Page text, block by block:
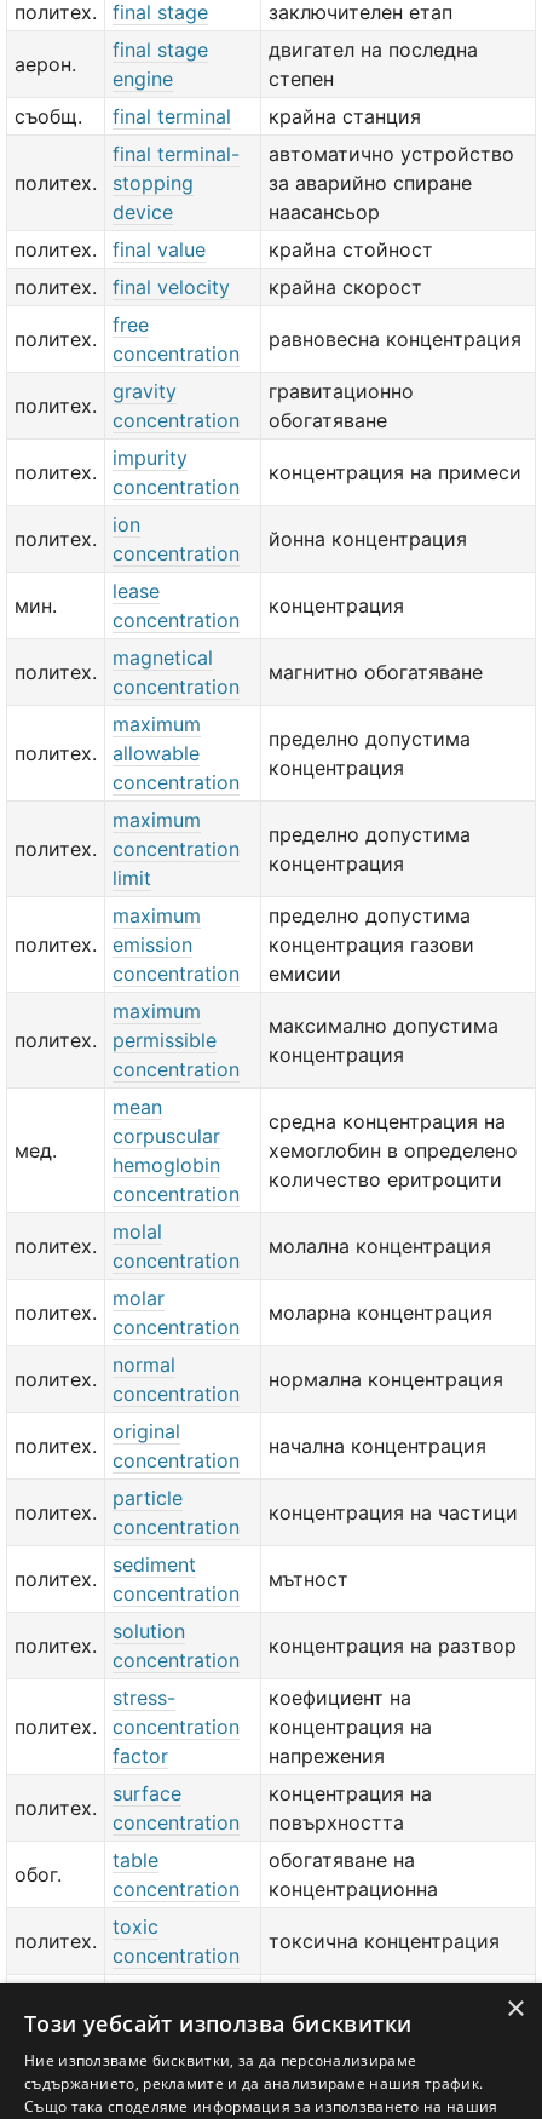
политех.
final stage заключителен етап
аерон.
final stage
engine
двигател на последна
степен
съобщ.
final terminal крайна станция
политех.
final terminal-
stopping
device
автоматично устройство
за аварийно спиране
наасансьор
политех.
final value
крайна стойност
политех.
final velocity крайна скорост
политех.
free
concentration
равновесна концентрация
политех.
gravity
concentration
гравитационно
обогатяване
политех.
impurity
concentration
концентрация на примеси
политех.
ion
concentration
йонна концентрация
мин.
lease
concentration
концентрация
политех.
magnetical
concentration
магнитно обогатяване
политех.
maximum
allowable
concentration
пределно допустима
концентрация
политех.
maximum
concentration
limit
пределно допустима
концентрация
политех.
maximum
emission
concentration
пределно допустима
концентрация газови
емисии
политех.
maximum
permissible
concentration
максимално допустима
концентрация
мед.
mean
corpuscular
hemoglobin
concentration
средна концентрация на
хемоглобин в определено
количество еритроцити
политех.
molal
concentration
молална концентрация
политех.
molar
concentration
моларна концентрация
политех.
normal
concentration
нормална концентрация
политех.
original
concentration
начална концентрация
политех.
particle
concentration
концентрация на частици
политех.
sediment
concentration
мътност
политех.
solution
concentration
концентрация на разтвор
политех.
stress-
concentration
factor
коефициент на
концентрация на
напрежения
политех.
surface
concentration
концентрация на
повърхността
обог.
table
concentration
обогатяване на
концентрационна
политех.
toxic
concentration
токсична концентрация
concentration
weight
concentration
тегловна концентрация
×
Този уебсайт използва бисквитки
Ние използваме бисквитки, за да персонализираме
съдържанието, рекламите и да анализираме нашия трафик.
Също така споделяме информация за използването на нашия